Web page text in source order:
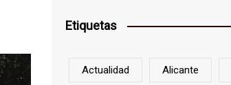
Etiquetas
Actualidad Alicante